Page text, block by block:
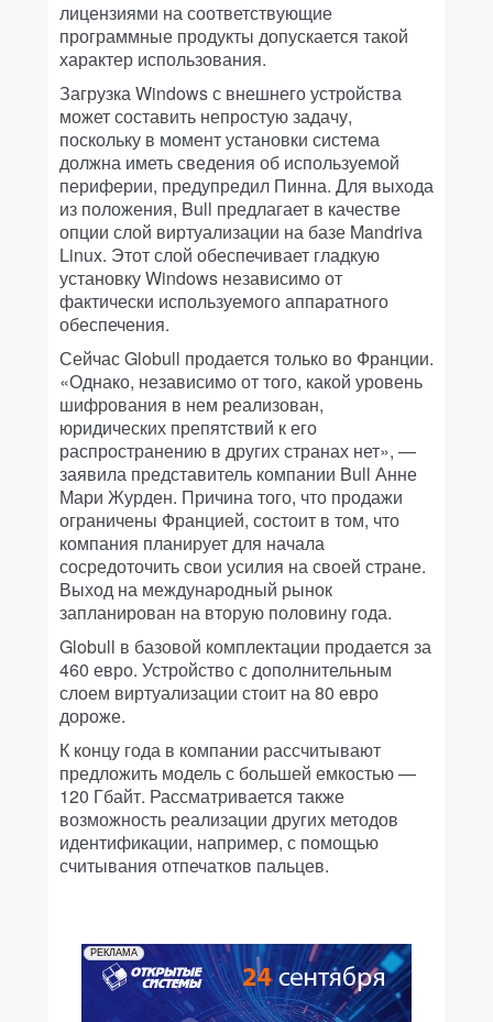
лицензиями на соответствующие
программные продукты допускается такой
характер использования.
Загрузка Windows с внешнего устройства
может составить непростую задачу,
поскольку в момент установки система
должна иметь сведения об используемой
периферии, предупредил Пинна. Для выхода
из положения, Bull предлагает в качестве
опции слой виртуализации на базе Mandriva
Linux. Этот слой обеспечивает гладкую
установку Windows независимо от
фактически используемого аппаратного
обеспечения.
Сейчас Globull продается только во Франции.
«Однако, независимо от того, какой уровень
шифрования в нем реализован,
юридических препятствий к его
распространению в других странах нет», —
заявила представитель компании Bull Анне
Мари Журден. Причина того, что продажи
ограничены Францией, состоит в том, что
компания планирует для начала
сосредоточить свои усилия на своей стране.
Выход на международный рынок
запланирован на вторую половину года.
Globull в базовой комплектации продается за
460 евро. Устройство с дополнительным
слоем виртуализации стоит на 80 евро
дороже.
К концу года в компании рассчитывают
предложить модель с большей емкостью —
120 Гбайт. Рассматривается также
возможность реализации других методов
идентификации, например, с помощью
считывания отпечатков пальцев.
РЕКЛАМА